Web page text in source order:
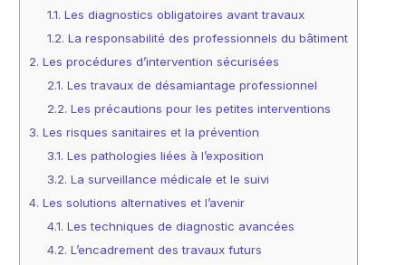
1.1. Les diagnostics obligatoires avant travaux
1.2. La responsabilité des professionnels du bâtiment
2. Les procédures d’intervention sécurisées
2.1. Les travaux de désamiantage professionnel
2.2. Les précautions pour les petites interventions
3. Les risques sanitaires et la prévention
3.1. Les pathologies liées à l’exposition
3.2. La surveillance médicale et le suivi
4. Les solutions alternatives et l’avenir
4.1. Les techniques de diagnostic avancées
4.2. L’encadrement des travaux futurs